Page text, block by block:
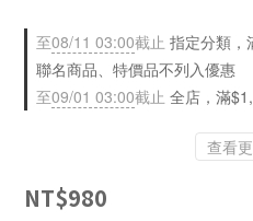
至08/11 03:00截止 指定分類，
聯名商品、特價品不列入優惠
至09/01 03:00截止 全店，滿
查看
NT$980